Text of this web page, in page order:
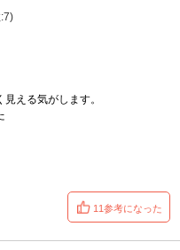
える気がします。
11参考になった